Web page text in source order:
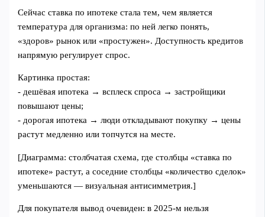
Сейчас ставка по ипотеке стала тем, чем является
температура для организма: по ней легко понять,
«здоров» рынок или «простужен». Доступность кредитов
напрямую регулирует спрос.
Картинка простая:
- дешёвая ипотека → всплеск спроса → застройщики
повышают цены;
- дорогая ипотека → люди откладывают покупку → цены
растут медленно или топчутся на месте.
[Диаграмма: столбчатая схема, где столбцы «ставка по
ипотеке» растут, а соседние столбцы «количество сделок»
уменьшаются — визуальная антисимметрия.]
Для покупателя вывод очевиден: в 2025‑м нельзя